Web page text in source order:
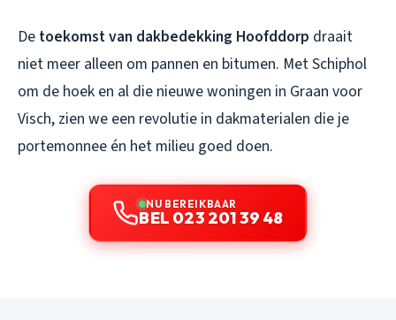
De toekomst van dakbedekking Hoofddorp draait
niet meer alleen om pannen en bitumen. Met Schiphol
om de hoek en al die nieuwe woningen in Graan voor
Visch, zien we een revolutie in dakmaterialen die je
portemonnee én het milieu goed doen.
NU BEREIKBAAR
BEL 023 201 39 48